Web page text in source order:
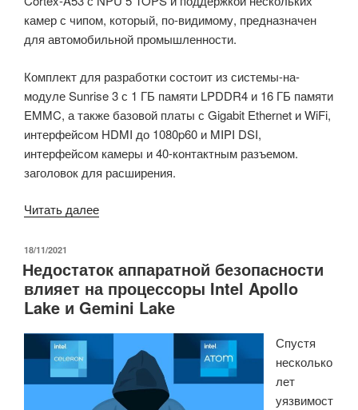
камер с чипом, который, по-видимому, предназначен
для автомобильной промышленности.
Комплект для разработки состоит из системы-на-
модуле Sunrise 3 с 1 ГБ памяти LPDDR4 и 16 ГБ памяти
EMMC, а также базовой платы с Gigabit Ethernet и WiFi,
интерфейсом HDMI до 1080p60 и MIPI DSI,
интерфейсом камеры и 40-контактным разъемом.
заголовок для расширения.
Читать далее«Плата
Horizon
X3
AI
Sunrise
3
AI
ОПУБЛИКОВАНО
18/11/2021
Недостаток аппаратной безопасности
влияет на процессоры Intel Apollo
Lake и Gemini Lake
Спустя
несколько
лет
уязвимост